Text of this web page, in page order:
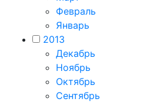
Февраль
Январь
2013
Декабрь
Ноябрь
Октябрь
Сентябрь